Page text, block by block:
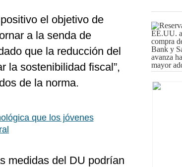
el objetivo de
a la senda de
que la reducción del
la sostenibilidad fiscal”,
de la norma.
que los jóvenes
medidas del DU podrían